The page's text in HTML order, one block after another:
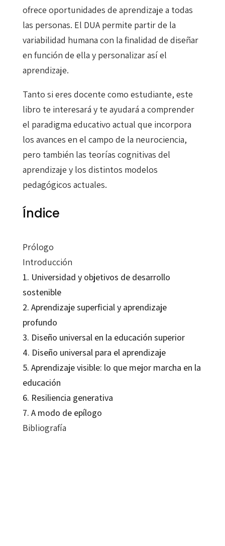
ofrece oportunidades de aprendizaje a todas
las personas. El DUA permite partir de la
variabilidad humana con la finalidad de diseñar
en función de ella y personalizar así el
aprendizaje.
Tanto si eres docente como estudiante, este
libro te interesará y te ayudará a comprender
el paradigma educativo actual que incorpora
los avances en el campo de la neurociencia,
pero también las teorías cognitivas del
aprendizaje y los distintos modelos
pedagógicos actuales.
Índice
Prólogo
Introducción
1. Universidad y objetivos de desarrollo
sostenible
2. Aprendizaje superficial y aprendizaje
profundo
3. Diseño universal en la educación superior
4. Diseño universal para el aprendizaje
5. Aprendizaje visible: lo que mejor marcha en la
educación
6. Resiliencia generativa
7. A modo de epílogo
Bibliografía